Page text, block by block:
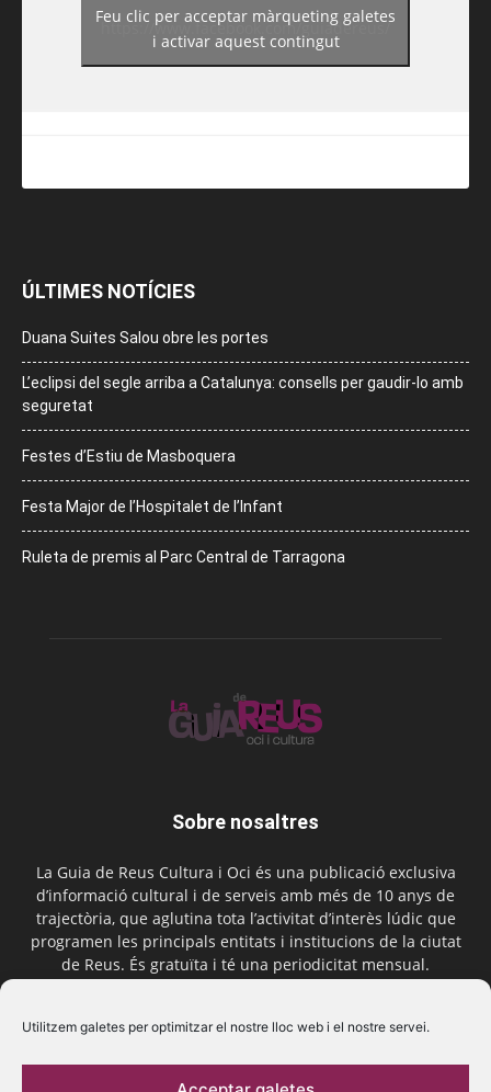
Utilitzem galetes per optimitzar el nostre lloc web i el nostre servei.
https://www.facebook.com/guiadereus/
Feu clic per acceptar màrqueting galetes
i activar aquest contingut
ÚLTIMES NOTÍCIES
Duana Suites Salou obre les portes
L’eclipsi del segle arriba a Catalunya: consells per gaudir-lo amb
seguretat
Festes d’Estiu de Masboquera
Festa Major de l’Hospitalet de l’Infant
Ruleta de premis al Parc Central de Tarragona
Sobre nosaltres
La Guia de Reus Cultura i Oci és una publicació exclusiva
d’informació cultural i de serveis amb més de 10 anys de
trajectòria, que aglutina tota l’activitat d’interès lúdic que
programen les principals entitats i institucions de la ciutat
de Reus. És gratuïta i té una periodicitat mensual.